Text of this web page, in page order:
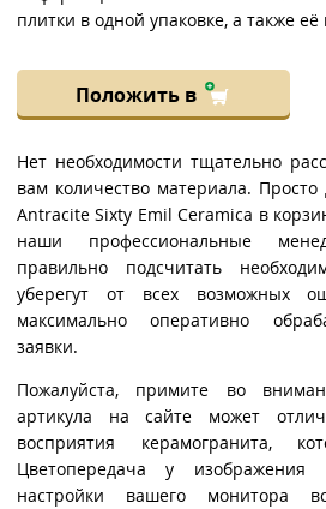
плитки в одной упаковке, а также её
Положить в
Нет необходимости тщательно
вам количество материала. Просто
Antracite Sixty Emil Ceramica в
наши профессиональные
правильно подсчитать
уберегут от всех возможных
максимально оперативно
заявки.
Пожалуйста, примите во
артикула на сайте может
восприятия керамогранита,
Цветопередача у
настройки вашего монитора